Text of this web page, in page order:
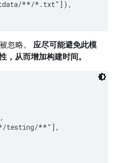
**/*.txt"]),
忽略。 应尽可能避免此模
，从而增加构建时间。
testing/**"],